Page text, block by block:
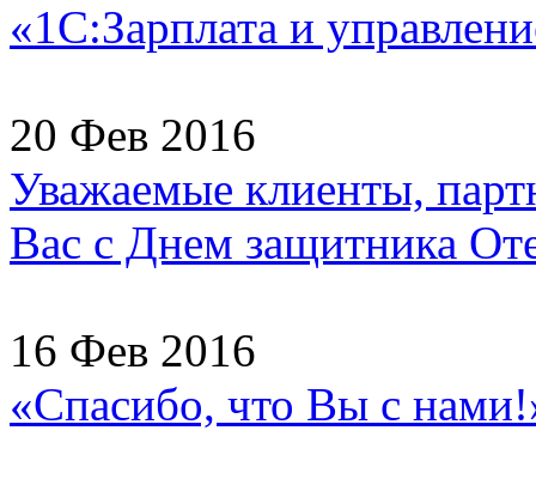
«1С:Зарплата и
20 Фев 2016
Уважаемые клиенты,
Вас с Днем защитника
16 Фев 2016
«Спасибо, что Вы с